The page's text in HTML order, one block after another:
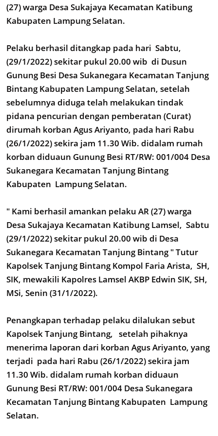
(27) warga Desa Sukajaya Kecamatan Katibung
Kabupaten Lampung Selatan.
Pelaku berhasil ditangkap pada hari Sabtu,
(29/1/2022) sekitar pukul 20.00 wib di Dusun
Gunung Besi Desa Sukanegara Kecamatan Tanjung
Bintang Kabupaten Lampung Selatan, setelah
sebelumnya diduga telah melakukan tindak
pidana pencurian dengan pemberatan (Curat)
dirumah korban Agus Ariyanto, pada hari Rabu
(26/1/2022) sekira jam 11.30 Wib. didalam rumah
korban diduaun Gunung Besi RT/RW: 001/004 Desa
Sukanegara Kecamatan Tanjung Bintang
Kabupaten Lampung Selatan.
" Kami berhasil amankan pelaku AR (27) warga
Desa Sukajaya Kecamatan Katibung Lamsel, Sabtu
(29/1/2022) sekitar pukul 20.00 wib di Desa
Sukanegara Kecamatan Tanjung Bintang " Tutur
Kapolsek Tanjung Bintang Kompol Faria Arista, SH,
SIK, mewakili Kapolres Lamsel AKBP Edwin SIK, SH,
MSi, Senin (31/1/2022).
Penangkapan terhadap pelaku dilalukan sebut
Kapolsek Tanjung Bintang, setelah pihaknya
menerima laporan dari korban Agus Ariyanto, yang
terjadi pada hari Rabu (26/1/2022) sekira jam
11.30 Wib. didalam rumah korban diduaun
Gunung Besi RT/RW: 001/004 Desa Sukanegara
Kecamatan Tanjung Bintang Kabupaten Lampung
Selatan.